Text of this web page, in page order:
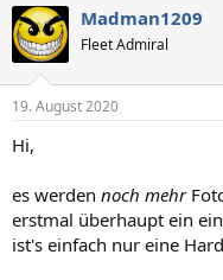
Madman1209
Fleet Admiral
19. August 2020
Hi,
es werden noch mehr
erstmal überhaupt ein
ist's einfach nur eine